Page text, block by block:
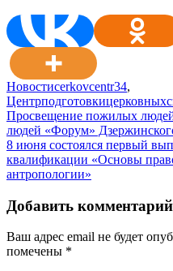
Новостиcerkovcentr34,
Навигация
по
записям
Просвещение пожилых
людей «Форум»
8 июня состоялся первый
квалификации «Основы
антропологии»
Добавить комментарий
Ваш адрес email не будет
помечены *